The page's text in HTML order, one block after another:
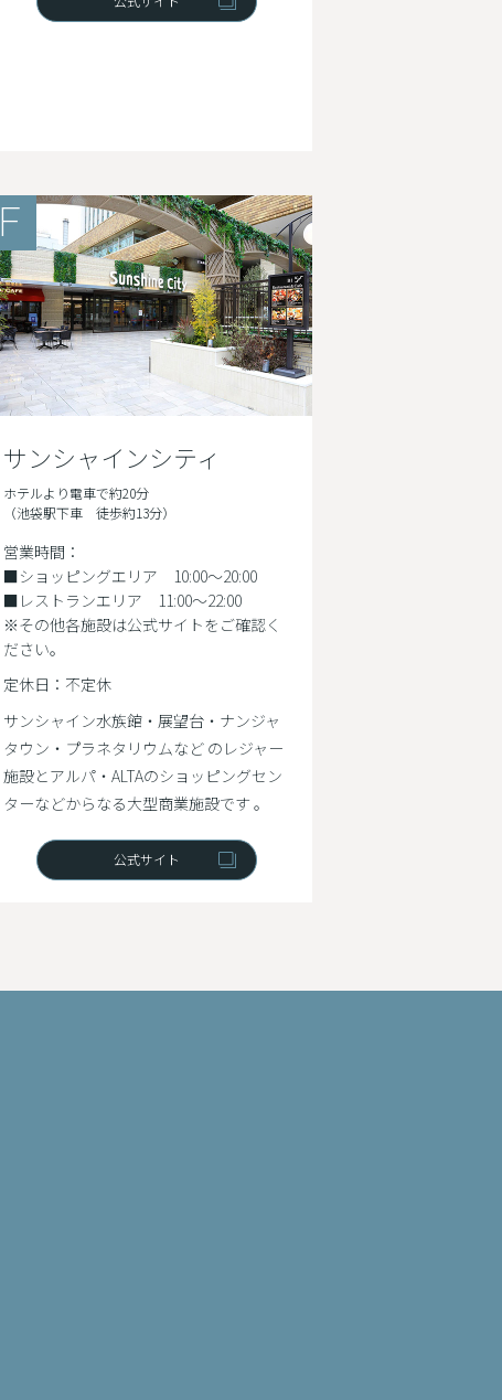
F
サンシャインシティ
ホテルより電車で約20分
（池袋駅下車 徒歩約13分）
営業時間：
■ショッピングエリア 10:00～20:00
■レストランエリア 11:00～22:00
※その他各施設は公式サイトをご確認く
ださい。
定休日：不定休
サンシャイン水族館・展望台・ナンジャ
タウン・プラネタリウムなど のレジャー
施設とアルパ・ALTAのショッピングセン
ターなどからなる大型商業施設です 。
公式サイト